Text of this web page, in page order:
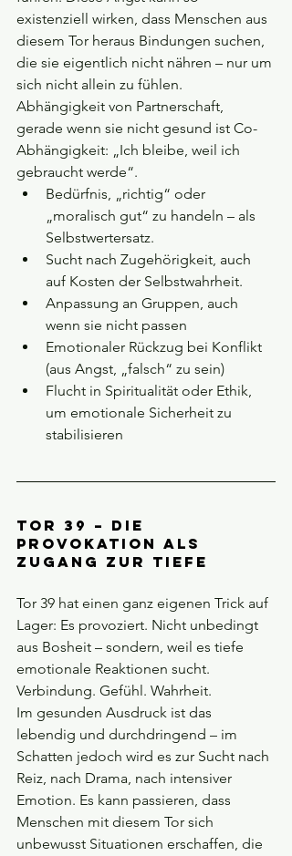
existenziell wirken, dass Menschen aus
diesem Tor heraus Bindungen suchen,
die sie eigentlich nicht nähren – nur um
sich nicht allein zu fühlen.
Abhängigkeit von Partnerschaft,
gerade wenn sie nicht gesund ist Co-
Abhängigkeit: „Ich bleibe, weil ich
gebraucht werde“.
Bedürfnis, „richtig“ oder
„moralisch gut“ zu handeln – als
Selbstwertersatz.
Sucht nach Zugehörigkeit, auch
auf Kosten der Selbstwahrheit.
Anpassung an Gruppen, auch
wenn sie nicht passen
Emotionaler Rückzug bei Konflikt
(aus Angst, „falsch“ zu sein)
Flucht in Spiritualität oder Ethik,
um emotionale Sicherheit zu
stabilisieren
Tor 39 – Die
Provokation als
Zugang zur Tiefe
Tor 39 hat einen ganz eigenen Trick auf
Lager: Es provoziert. Nicht unbedingt
aus Bosheit – sondern, weil es tiefe
emotionale Reaktionen sucht.
Verbindung. Gefühl. Wahrheit.
Im gesunden Ausdruck ist das
lebendig und durchdringend – im
Schatten jedoch wird es zur Sucht nach
Reiz, nach Drama, nach intensiver
Emotion. Es kann passieren, dass
Menschen mit diesem Tor sich
unbewusst Situationen erschaffen, die